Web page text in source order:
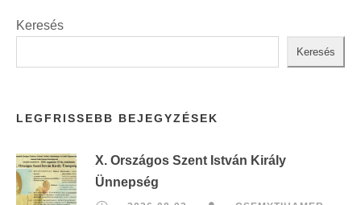
Keresés
Keresés
LEGFRISSEBB BEJEGYZÉSEK
X. Országos Szent István Király
Ünnepség